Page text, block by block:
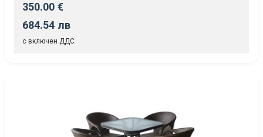
350.00 €
684.54 лв
с включен ДДС